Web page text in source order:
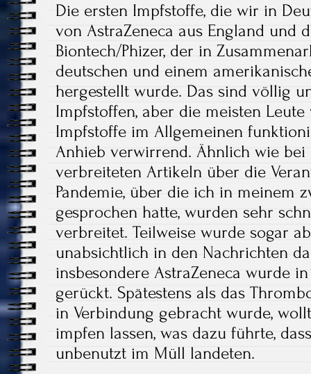
Die ersten Impfstoffe, die wir in
von AstraZeneca aus England und
Biontech/Phizer, der in
deutschen und einem
hergestellt wurde. Das sind völlig
Impfstoffen, aber die meisten Leute
Impfstoffe im Allgemeinen
Anhieb verwirrend. Ähnlich wie bei
verbreiteten Artikeln über die
Pandemie, über die ich in meinem
gesprochen hatte, wurden sehr
verbreitet. Teilweise wurde sogar
unabsichtlich in den Nachrichten
insbesondere AstraZeneca wurde
gerückt. Spätestens als das
in Verbindung gebracht wurde,
impfen lassen, was dazu führte,
unbenutzt im Müll landeten.